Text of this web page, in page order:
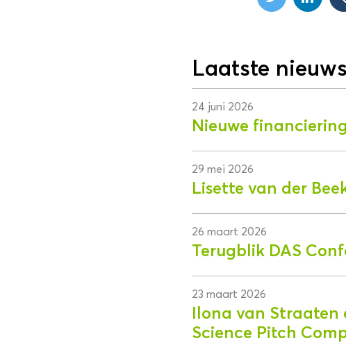
Laatste nieuws
24 juni 2026
Nieuwe
29 mei 2026
Lisette van der
26 maart 2026
Terugblik DAS
23 maart 2026
Ilona van Straaten
Science Pitch